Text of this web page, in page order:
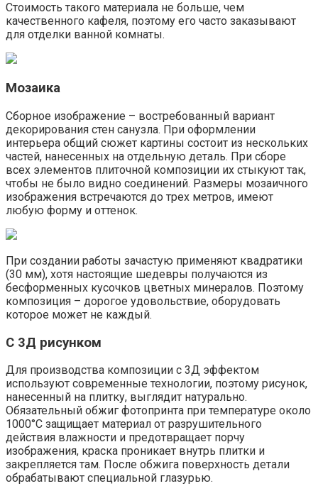
Стоимость такого материала не больше, чем
качественного кафеля, поэтому его часто заказывают
для отделки ванной комнаты.
Мозаика
Сборное изображение – востребованный вариант
декорирования стен санузла. При оформлении
интерьера общий сюжет картины состоит из нескольких
частей, нанесенных на отдельную деталь. При сборе
всех элементов плиточной композиции их стыкуют так,
чтобы не было видно соединений. Размеры мозаичного
изображения встречаются до трех метров, имеют
любую форму и оттенок.
При создании работы зачастую применяют квадратики
(30 мм), хотя настоящие шедевры получаются из
бесформенных кусочков цветных минералов. Поэтому
композиция – дорогое удовольствие, оборудовать
которое может не каждый.
С 3Д рисунком
Для производства композиции с 3Д эффектом
используют современные технологии, поэтому рисунок,
нанесенный на плитку, выглядит натурально.
Обязательный обжиг фотопринта при температуре около
1000°С защищает материал от разрушительного
действия влажности и предотвращает порчу
изображения, краска проникает внутрь плитки и
закрепляется там. После обжига поверхность детали
обрабатывают специальной глазурью.